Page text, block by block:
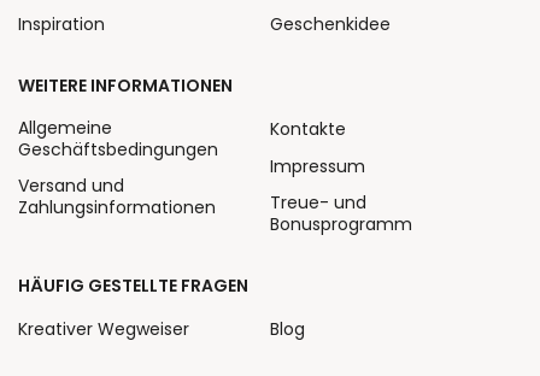
Inspiration
Geschenkidee
WEITERE INFORMATIONEN
Allgemeine
Geschäftsbedingungen
Versand und
Zahlungsinformationen
Kontakte
Impressum
Treue- und
Bonusprogramm
HÄUFIG GESTELLTE FRAGEN
Kreativer Wegweiser
Blog